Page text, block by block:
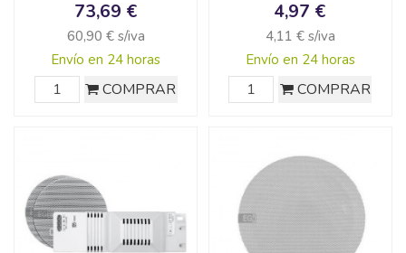
73,69 €
60,90 € s/iva
Envío en 24 horas
COMPRAR
4,97 €
4,11 € s/iva
Envío en 24 horas
COMPRAR